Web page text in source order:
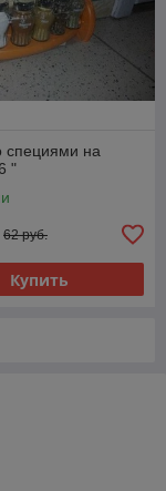
специями на
"
62 руб.
Купить